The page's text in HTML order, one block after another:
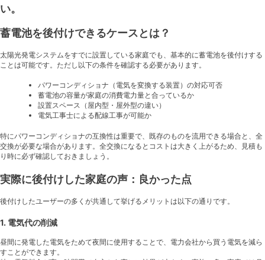
い。
蓄電池を後付けできるケースとは？
太陽光発電システムをすでに設置している家庭でも、基本的に蓄電池を後付けする
ことは可能です。ただし以下の条件を確認する必要があります。
パワーコンディショナ（電気を変換する装置）の対応可否
蓄電池の容量が家庭の消費電力量と合っているか
設置スペース（屋内型・屋外型の違い）
電気工事士による配線工事が可能か
特にパワーコンディショナの互換性は重要で、既存のものを流用できる場合と、全
交換が必要な場合があります。全交換になるとコストは大きく上がるため、見積も
り時に必ず確認しておきましょう。
実際に後付けした家庭の声：良かった点
後付けしたユーザーの多くが共通して挙げるメリットは以下の通りです。
1. 電気代の削減
昼間に発電した電気をためて夜間に使用することで、電力会社から買う電気を減ら
すことができます。